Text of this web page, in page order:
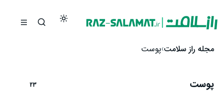
پرش به محتوا
مجله راز سلامت پوست
پوست 23